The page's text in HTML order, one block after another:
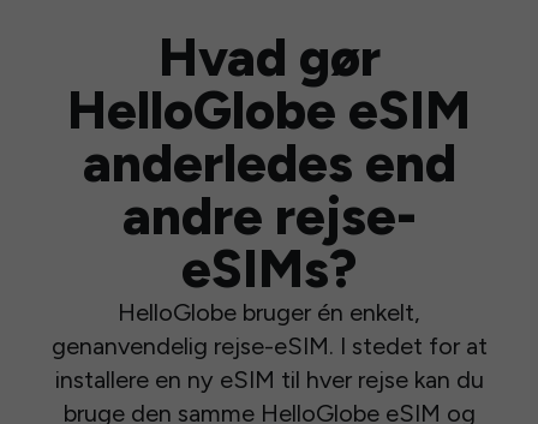
Hvad gør
HelloGlobe eSIM
anderledes end
andre rejse-
eSIMs?
HelloGlobe bruger én enkelt,
genanvendelig rejse-eSIM. I stedet for at
installere en ny eSIM til hver rejse kan du
bruge den samme HelloGlobe eSIM og